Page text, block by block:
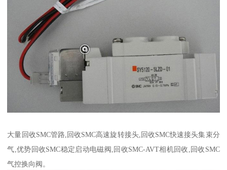
大量回收SMC管路,回收SMC高速旋转接头,回收SMC快速接头集束分
气,优势回收SMC稳定启动电磁阀,回收SMC-AVT相机回收,回收SMC
气控换向阀。